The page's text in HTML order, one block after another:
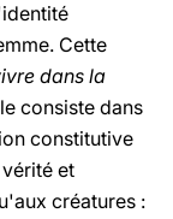
Cette
dans la
consiste dans
constitutive
et
créatures :